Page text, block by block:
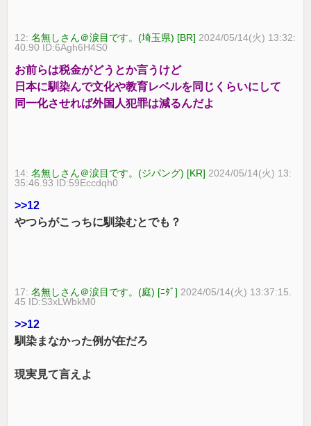
12:名無しさん＠涙目です。(埼玉県) [BR] 2024/05/14(火) 13:32:
40.90 ID:6Agh6H4S0
お前らは税金がどうとか言うけど
日本に馴染んで文化や教育レベルを同じくらいにして
同一化させれば外国人犯罪は減るんだよ
14:名無しさん＠涙目です。(ジパング) [KR] 2024/05/14(火) 13:
35:46.93 ID:59Eccdqh0
>>12
やつらがこっちに馴染むとでも？
17:名無しさん＠涙目です。(庭) [ﾆﾀﾞ] 2024/05/14(火) 13:37:15.
45 ID:S3xLWbkM0
>>12
馴染まなかった例が在だろ
現実見て言えよ